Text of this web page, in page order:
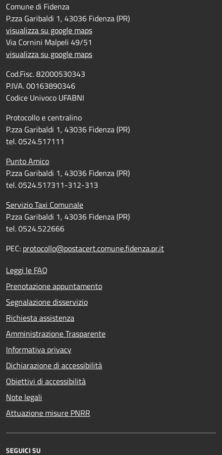
Comune di Fidenza
P.zza Garibaldi 1, 43036 Fidenza (PR)
visualizza su google maps
Via Cornini Malpeli 49/51
visualizza su google maps
Cod.Fisc. 82000530343
P.IVA. 00163890346
Codice Univoco UFABNI
Protocollo e centralino
P.zza Garibaldi 1, 43036 Fidenza (PR)
tel. 0524.517111
Punto Amico
P.zza Garibaldi 1, 43036 Fidenza (PR)
tel. 0524.517311-312-313
Servizio Taxi Comunale
P.zza Garibaldi 1, 43036 Fidenza (PR)
tel. 0524.522666
PEC: protocollo@postacert.comune.fidenza.pr.it
Leggi le FAQ
Prenotazione appuntamento
Segnalazione disservizio
Richiesta assistenza
Amministrazione Trasparente
Informativa privacy
Dichiarazione di accessibilità
Obiettivi di accessibilità
Note legali
Attuazione misure PNRR
SEGUICI SU